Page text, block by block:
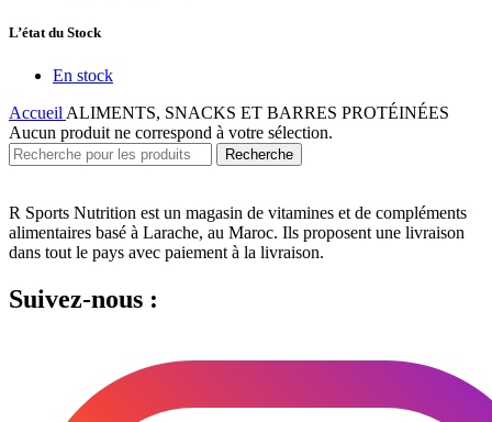
L’état du Stock
En stock
Accueil ALIMENTS, SNACKS ET BARRES PROTÉINÉES
Aucun produit ne correspond à votre sélection.
Recherche
R Sports Nutrition est un magasin de vitamines et de compléments
alimentaires basé à Larache, au Maroc. Ils proposent une livraison
dans tout le pays avec paiement à la livraison.
Suivez-nous :